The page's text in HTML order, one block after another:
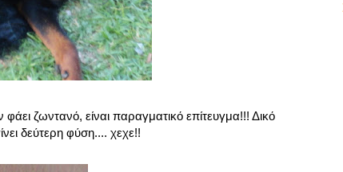
ζωντανό, είναι παραγματικό επίτευγμα!!! Δικό
δεύτερη φύση.... χεχε!!